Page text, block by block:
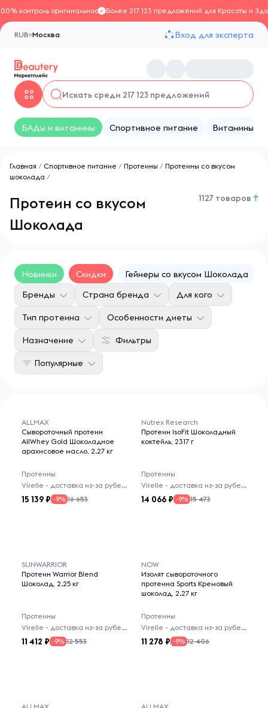
контроль оригинальностиБолее 217 123 предложений для Красоты и
Москва
RUB Вход для эксперта
БАДы и витамины Спортивное питание Витамины
Главная / Спортивное питание / Протеины / Протеины со вкусом
шоколада /
Протеин со вкусом
Шоколада
1127 товаров ↑
Новинки Скидки Гейнеры со вкусом Шоколада
Фильтры
Бренды Страна бренда Для кого
Тип протеина Особенности диеты
Назначение
Популярные
ALLMAX
Сывороточный протеин
AllWhey Gold Шоколадное
арахисовое масло, 2.27 кг
Протеины
Virelle - доставка из-за рубежа
15 139 -9% 16 653
Nutrex Research
Протеин IsoFit Шоколадный
коктейль, 2317 г
Протеины
Virelle - доставка из-за рубежа
14 066 -9% 15 473
SUNWARRIOR
Протеин Warrior Blend
Шоколад, 2.25 кг
Протеины
Virelle - доставка из-за рубежа
11 412 -9% 12 553
NOW
Изолят сывороточного
протеина Sports Кремовый
шоколад, 2.27 кг
Протеины
Virelle - доставка из-за рубежа
11 278 -9% 12 406